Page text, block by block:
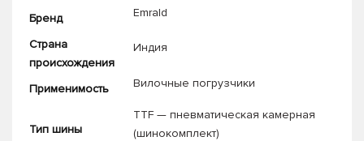
Бренд
Emrald
Страна
происхождения
Индия
Применимость Вилочные погрузчики
Тип шины
ТТF — пневматическая камерная
(шинокомплект)